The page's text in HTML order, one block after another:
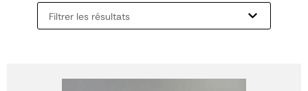
Filtrer les résultats